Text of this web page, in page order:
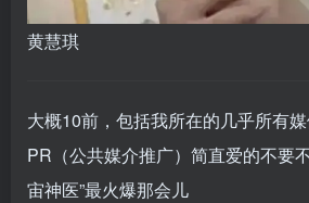
黄慧琪
大概10前，包括我所在的几乎所有
PR（公共媒介推广）简直爱的不要
宙神医”最火爆那会儿